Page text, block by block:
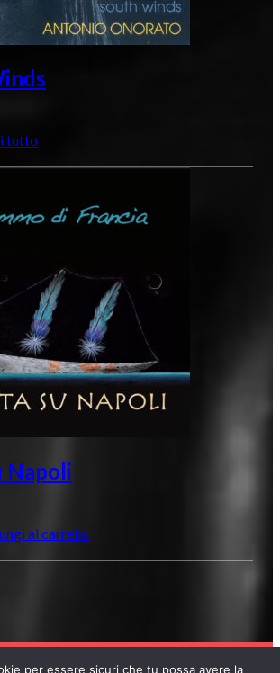
tutto
Napoli
al carrello
per essere sicuri che tu possa avere la